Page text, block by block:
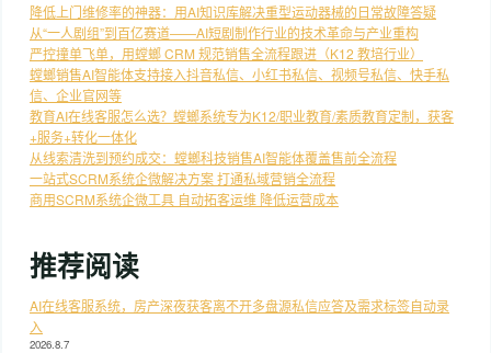
降低上门维修率的神器：用AI知识库解决重型运动器械的日常故障答疑
从“一人剧组”到百亿赛道——AI短剧制作行业的技术革命与产业重构
严控撞单飞单，用螳螂 CRM 规范销售全流程跟进（K12 教培行业）
螳螂销售AI智能体支持接入抖音私信、小红书私信、视频号私信、快手私
信、企业官网等
教育AI在线客服怎么选？螳螂系统专为K12/职业教育/素质教育定制，获客
+服务+转化一体化
从线索清洗到预约成交：螳螂科技销售AI智能体覆盖售前全流程
一站式SCRM系统企微解决方案 打通私域营销全流程
商用SCRM系统企微工具 自动拓客运维 降低运营成本
推荐阅读
AI在线客服系统，房产深夜获客离不开多盘源私信应答及需求标签自动录
入
2026.8.7